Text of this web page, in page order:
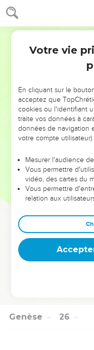
Genèse 25
manteau. On l'appela
26 Ensuite sortit son
On l'appela Jacob.
Ces enfants
homme de la
Isaac aimait Esaü
Rebecca aimait Jacob.
Tandis que Jacob
champs, accablé de
plat roux, car je suis
à Esaü le nom d'Edom.
Jacob répondit : «
d'aînesse. »
Esaü répondit : « Je
d'aînesse ? »
Jacob dit : « Jure-le-
son droit d'aînesse à
Alors Jacob donna
Genèse 26
Votre vie
En cliquant sur le
acceptez que
cookies ou l'identifiant
traite vos données à
données de navigation
votre compte
Mesurer l'audience
Vous permettre
vidéo, des cartes du
Vous permettre
relation aux